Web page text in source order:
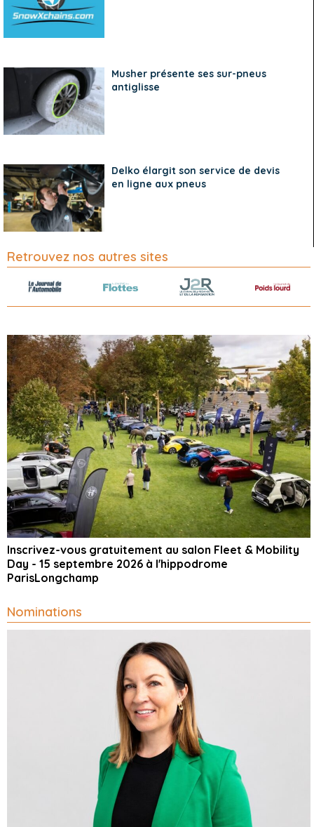
Musher présente ses sur-pneus
antiglisse
Delko élargit son service de devis
en ligne aux pneus
Retrouvez nos autres sites
Inscrivez-vous gratuitement au salon Fleet & Mobility
Day - 15 septembre 2026 à l'hippodrome
ParisLongchamp
Nominations